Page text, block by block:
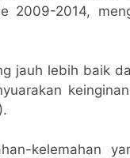
2009-2014,
jauh lebih baik
kelemahan